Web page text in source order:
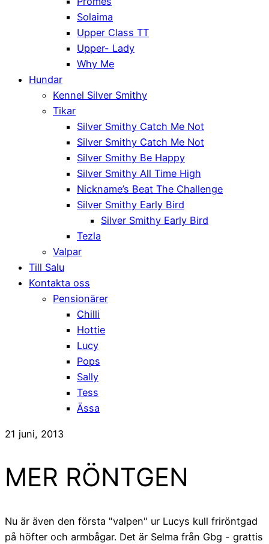
Solaima
Upper Class TT
Upper- Lady
Why Me
Hundar
Kennel Silver Smithy
Tikar
Silver Smithy Catch Me Not
Silver Smithy Catch Me Not
Silver Smithy Be Happy
Silver Smithy All Time High
Nickname’s Beat The Challenge
Silver Smithy Early Bird
Silver Smithy Early Bird
Tezla
Valpar
Till Salu
Kontakta oss
Pensionärer
Chilli
Hottie
Lucy
Pops
Sally
Tess
Ässa
21 juni, 2013
MER RÖNTGEN
Nu är även den första "valpen" ur Lucys kull friröntgad
på höfter och armbågar. Det är Selma från Gbg - grattis